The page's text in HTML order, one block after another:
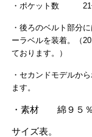
・ポケット数 21
・後ろのベルト部分
ーラベルを装着。（
ております。）
・セカンドモデルか
ます。
・素材 綿９５
サイズ表。